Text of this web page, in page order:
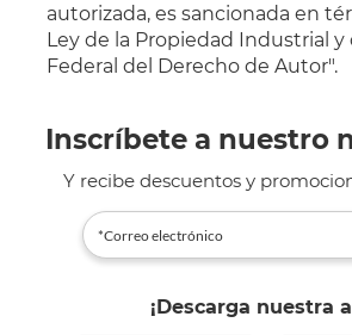
autorizada, es sancionada en
Ley de la Propiedad Industrial y
Federal del Derecho de Autor".
Inscríbete a nuestro
Y recibe descuentos y
¡Descarga nuestra